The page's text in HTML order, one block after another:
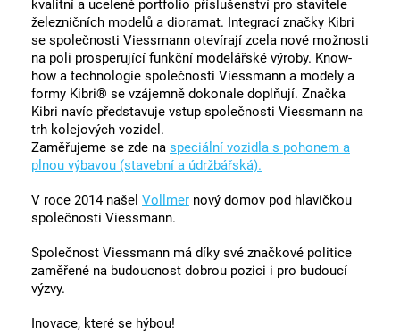
kvalitní a ucelené portfolio příslušenství pro stavitele
železničních modelů a dioramat. Integrací značky Kibri
se společnosti Viessmann otevírají zcela nové možnosti
na poli prosperující funkční modelářské výroby. Know-
how a technologie společnosti Viessmann a modely a
formy Kibri® se vzájemně dokonale doplňují. Značka
Kibri navíc představuje vstup společnosti Viessmann na
trh kolejových vozidel.
Zaměřujeme se zde na speciální vozidla s pohonem a
plnou výbavou (stavební a údržbářská).
V roce 2014 našel Vollmer nový domov pod hlavičkou
společnosti Viessmann.
Společnost Viessmann má díky své značkové politice
zaměřené na budoucnost dobrou pozici i pro budoucí
výzvy.
Inovace, které se hýbou!